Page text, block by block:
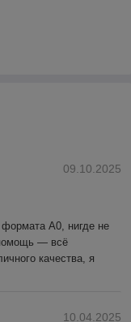
09.10.2025
А0, нигде не
— всё
качества, я
10.04.2025